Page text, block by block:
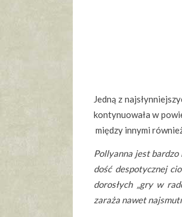
Jedną z
kontynuowała w
między innymi
Pollyanna jest
dość despotycznej
dorosłych „gry w
zaraża nawet